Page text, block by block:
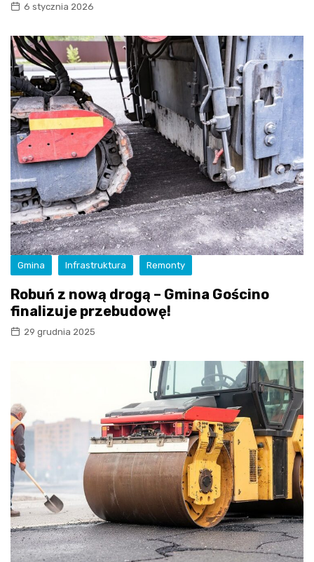
6 stycznia 2026
Gmina Infrastruktura Remonty
Robuń z nową drogą – Gmina Gościno
finalizuje przebudowę!
29 grudnia 2025